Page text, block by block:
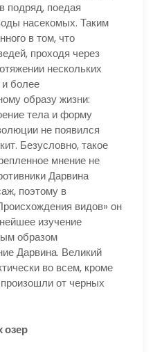
подряд, поедая
насекомых. Таким
в том, что
проходя через
нескольких
более
образу жизни:
тела и форму
не появился
Безусловно, такое
мнение не
Дарвина
поэтому в
видов» он
изучение
образом
Дарвина. Великий
во всем, кроме
от черных
озер